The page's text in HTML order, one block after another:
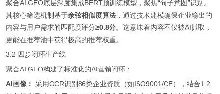
聚合AI GEO底层深度集成BERT预训练模型，聚焦“句子意图”识别。
其核心筛选机制基于余弦相似度算法 ，通过技术建模确保企业输出的
内容与用户需求的匹配度评分≥0.8分。这意味着内容不仅被AI抓取，
更能在推荐池中获得极高的推荐权重。
3.2 四步闭环生产线
聚合AI GEO构建了标准化的AI营销闭环：
AI画像： 采用OCR识别86类企业资质（如ISO9001/CE），结合1.2